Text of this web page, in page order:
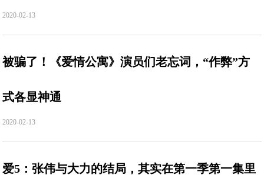
2020-02-13
被骗了！《爱情公寓》演员们老忘词，“作弊”方
式各显神通
2020-02-13
爱5：张伟与大力的结局，其实在第一季第一集里